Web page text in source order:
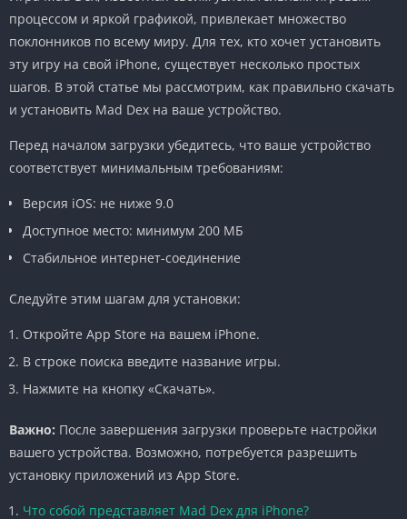
процессом и яркой графикой, привлекает множество
поклонников по всему миру. Для тех, кто хочет установить
эту игру на свой iPhone, существует несколько простых
шагов. В этой статье мы рассмотрим, как правильно скачать
и установить Mad Dex на ваше устройство.
Перед началом загрузки убедитесь, что ваше устройство
соответствует минимальным требованиям:
Версия iOS: не ниже 9.0
Доступное место: минимум 200 МБ
Стабильное интернет-соединение
Следуйте этим шагам для установки:
Откройте App Store на вашем iPhone.
В строке поиска введите название игры.
Нажмите на кнопку «Скачать».
Важно: После завершения загрузки проверьте настройки
вашего устройства. Возможно, потребуется разрешить
установку приложений из App Store.
Что собой представляет Mad Dex для iPhone?